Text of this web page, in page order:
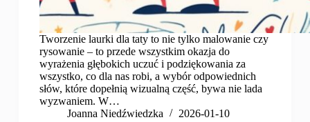
Tworzenie laurki dla taty to nie tylko malowanie czy
rysowanie – to przede wszystkim okazja do
wyrażenia głębokich uczuć i podziękowania za
wszystko, co dla nas robi, a wybór odpowiednich
słów, które dopełnią wizualną część, bywa nie lada
wyzwaniem. W…
Joanna Niedźwiedzka
2026-01-10